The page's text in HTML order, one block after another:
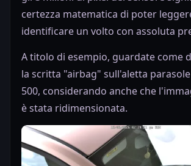
certezza matematica di poter
identificare un volto con assoluta
A titolo di esempio, guardate come
la scritta "airbag" sull'aletta
500, considerando anche che
è stata ridimensionata.